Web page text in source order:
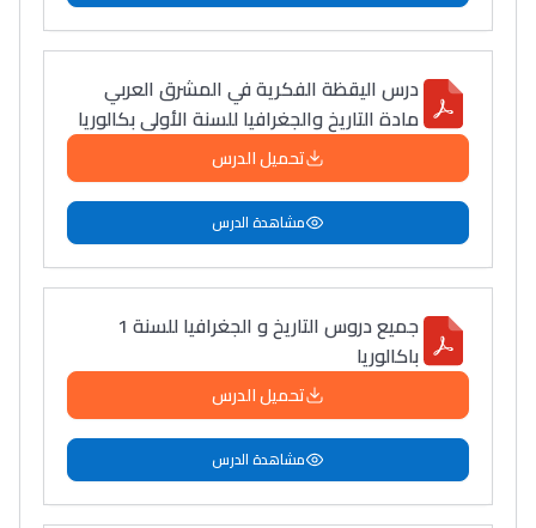
درس اليقظة الفكرية في المشرق العربي
مادة التاريخ والجغرافيا للسنة الأولى بكالوريا
تحميل الدرس
مشاهدة الدرس
جميع دروس التاريخ و الجغرافيا للسنة 1
باكالوريا
تحميل الدرس
مشاهدة الدرس